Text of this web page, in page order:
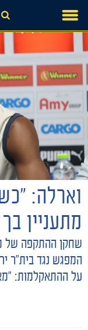
content
וארלה:
מתעניין
שחקן ההתקפה של
על ההתאקלמות: